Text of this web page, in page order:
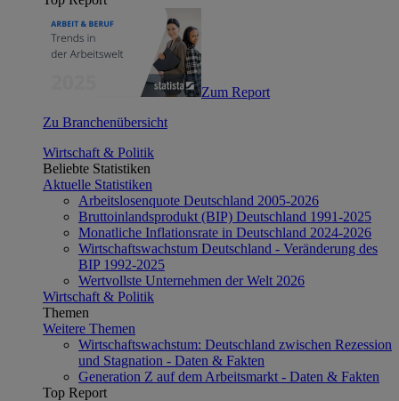
Zum Report
Zu Branchenübersicht
Wirtschaft & Politik
Beliebte Statistiken
Aktuelle Statistiken
Arbeitslosenquote Deutschland 2005-2026
Bruttoinlandsprodukt (BIP) Deutschland 1991-2025
Monatliche Inflationsrate in Deutschland 2024-2026
Wirtschaftswachstum Deutschland - Veränderung des
BIP 1992-2025
Wertvollste Unternehmen der Welt 2026
Wirtschaft & Politik
Themen
Weitere Themen
Wirtschaftswachstum: Deutschland zwischen Rezession
und Stagnation - Daten & Fakten
Generation Z auf dem Arbeitsmarkt - Daten & Fakten
Top Report